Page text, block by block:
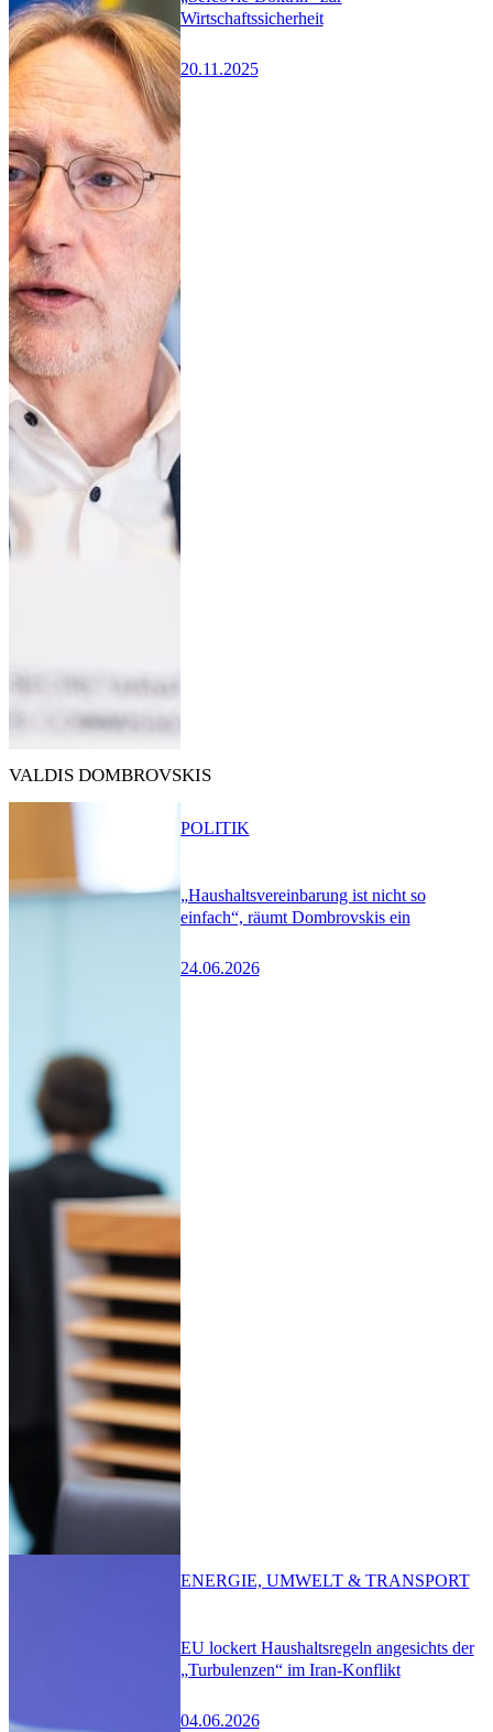
Wirtschaftssicherheit
20.11.2025
VALDIS DOMBROVSKIS
„Haushaltsvereinbarung ist nicht so
einfach“, räumt Dombrovskis ein
24.06.2026
POLITIK
EU lockert Haushaltsregeln angesichts der
„Turbulenzen“ im Iran-Konflikt
04.06.2026
ENERGIE, UMWELT & TRANSPORT